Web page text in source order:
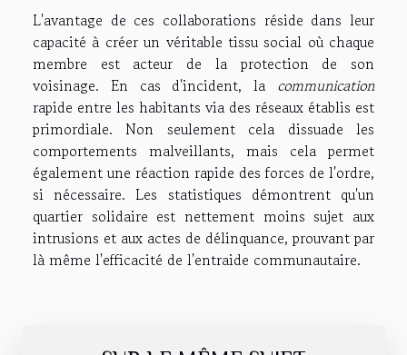
L'avantage de ces collaborations réside dans leur
capacité à créer un véritable tissu social où chaque
membre est acteur de la protection de son
voisinage. En cas d'incident, la communication
rapide entre les habitants via des réseaux établis est
primordiale. Non seulement cela dissuade les
comportements malveillants, mais cela permet
également une réaction rapide des forces de l'ordre,
si nécessaire. Les statistiques démontrent qu'un
quartier solidaire est nettement moins sujet aux
intrusions et aux actes de délinquance, prouvant par
là même l'efficacité de l'entraide communautaire.